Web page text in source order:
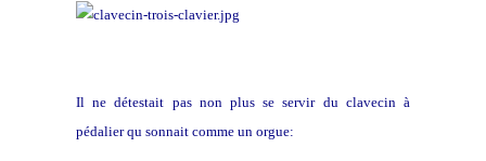
Il ne détestait pas non plus se servir du clavecin à
pédalier qu sonnait comme un orgue: